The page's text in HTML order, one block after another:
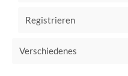
Registrieren
Verschiedenes